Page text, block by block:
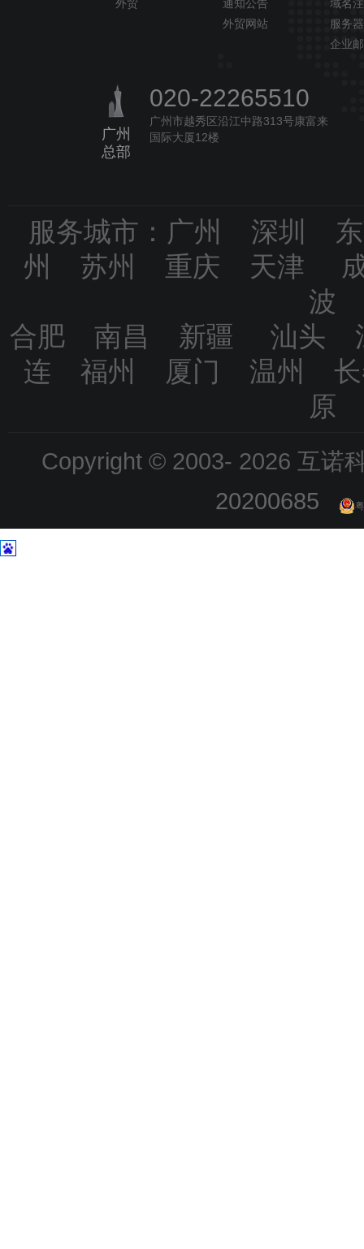
外贸
通知公告
外贸网站
域名
服务器
企业
广州
总部
020-22265510
广州市越秀区沿江中路313号康富来
国际大厦12楼
服务城市：广州 深
州 苏州 重庆 天津
波
合肥 南昌 新疆 汕头
连 福州 厦门 温州
原
Copyright © 2003- 2026 互诺
20200685